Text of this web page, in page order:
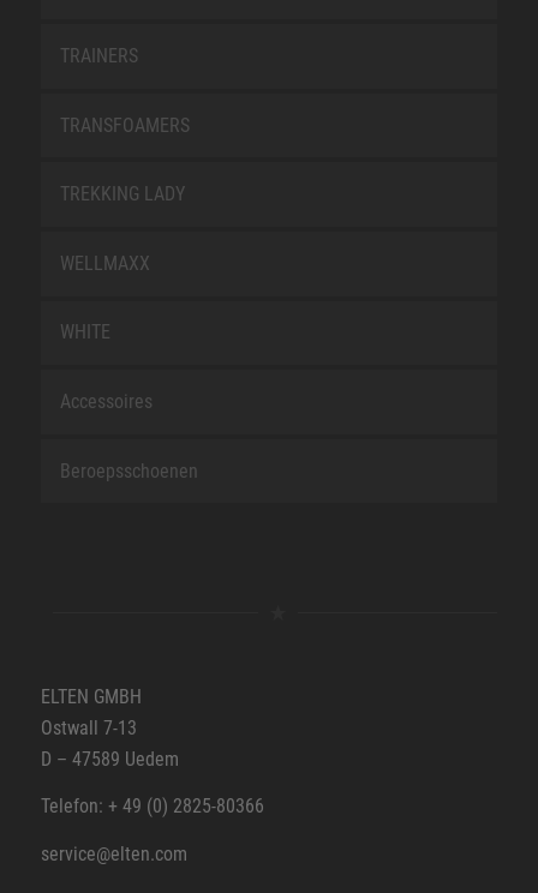
TRAINERS
TRANSFOAMERS
TREKKING LADY
WELLMAXX
WHITE
Accessoires
Beroepsschoenen
ELTEN GMBH
Ostwall 7-13
D – 47589 Uedem
Telefon: + 49 (0) 2825-80366
service@elten.com